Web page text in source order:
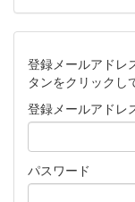
登録メールアドレ
タンをクリックし
登録メールアドレ
パスワード